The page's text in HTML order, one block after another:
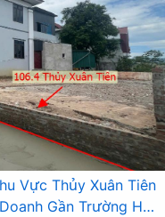
Vực Thủy Xuân Tiên
Gần Trường Học